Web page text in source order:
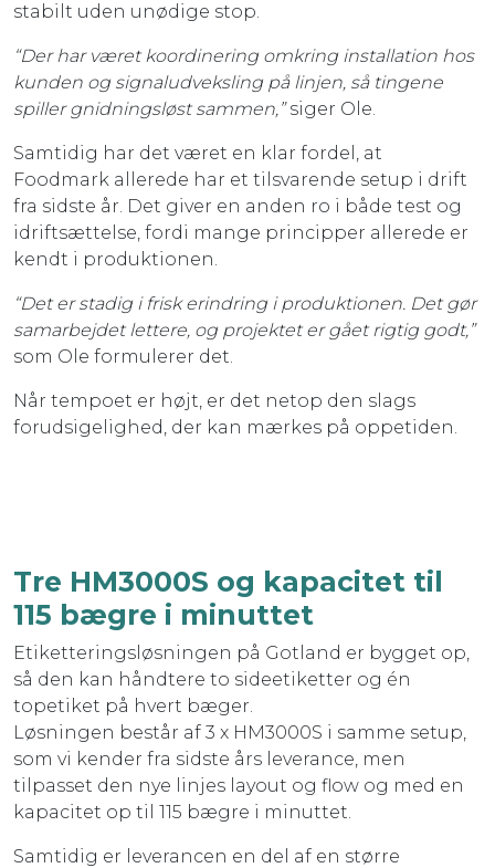
stabilt uden unødige stop.
“Der har været koordinering omkring installation hos
kunden og signaludveksling på linjen, så tingene
spiller gnidningsløst sammen,”siger Ole.
Samtidig har det været en klar fordel, at
Foodmark allerede har et tilsvarende setup i drift
fra sidste år. Det giver en anden ro i både test og
idriftsættelse, fordi mange principper allerede er
kendt i produktionen.
“Det er stadig i frisk erindring i produktionen. Det gør
samarbejdet lettere, og projektet er gået rigtig godt,”
som Ole formulerer det.
Når tempoet er højt, er det netop den slags
forudsigelighed, der kan mærkes på oppetiden.
Tre HM3000S og kapacitet til
115 bægre i minuttet
Etiketteringsløsningen på Gotland er bygget op,
så den kan håndtere to sideetiketter og én
topetiket på hvert bæger.
Løsningen består af 3 x HM3000S i samme setup,
som vi kender fra sidste års leverance, men
tilpasset den nye linjes layout og flow og med en
kapacitet op til 115 bægre i minuttet.
Samtidig er leverancen en del af en større